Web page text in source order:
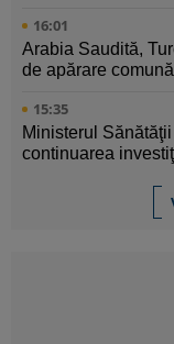
16:01
Arabia Saudită,
de apărare
15:35
Ministerul
continuarea